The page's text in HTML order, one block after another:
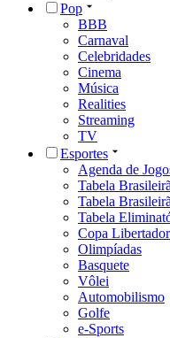
Pop
BBB
Carnaval
Celebridades
Cinema
Música
Realities
Streaming
TV
Esportes
Agenda de
Tabela
Tabela
Tabela
Copa
Olimpíadas
Basquete
Vôlei
Automobilismo
Golfe
e-Sports